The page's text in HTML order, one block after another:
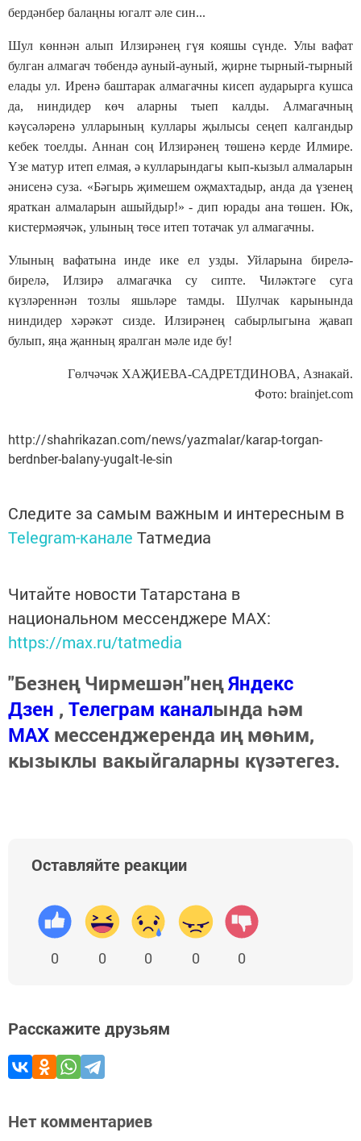
бердәнбер балаңны югалт әле син...
Шул көннән алып Илзирәнең гүя кояшы сүнде. Улы вафат
булган алмагач төбендә ауный-ауный, җирне тырный-тырный
елады ул. Иренә баштарак алмагачны кисеп аударырга кушса
да, ниндидер көч аларны тыеп калды. Алмагачның
кәүсәләренә улларының куллары җылысы сеңеп калгандыр
кебек тоелды. Аннан соң Илзирәнең төшенә керде Илмире.
Үзе матур итеп елмая, ә кулларындагы кып-кызыл алмаларын
әнисенә суза. «Бәгырь җимешем оҗмахтадыр, анда да үзенең
яраткан алмаларын ашыйдыр!» - дип юрады ана төшен. Юк,
кистермәячәк, улының төсе итеп тотачак ул алмагачны.
Улының вафатына инде ике ел узды. Уйларына бирелә-
бирелә, Илзирә алмагачка су сипте. Чиләктәге суга
күзләреннән тозлы яшьләре тамды. Шулчак карынында
ниндидер хәрәкәт сизде. Илзирәнең сабырлыгына җавап
булып, яңа җанның яралган мәле иде бу!
Гөлчәчәк ХАҖИЕВА-САДРЕТДИНОВА, Азнакай.
Фото: brainjet.com
http://shahrikazan.com/news/yazmalar/karap-torgan-
berdnber-balany-yugalt-le-sin
Следите за самым важным и интересным в
Telegram-канале Татмедиа
Читайте новости Татарстана в
национальном мессенджере MАХ:
https://max.ru/tatmedia
"Безнең Чирмешән"неңЯндекс
Дзен , Телеграм каналында һәм
МАХ мессенджеренда иң мөһим,
кызыклы вакыйгаларны күзәтегез.
Оставляйте реакции
0 0 0 0 0
Расскажите друзьям
Нет комментариев